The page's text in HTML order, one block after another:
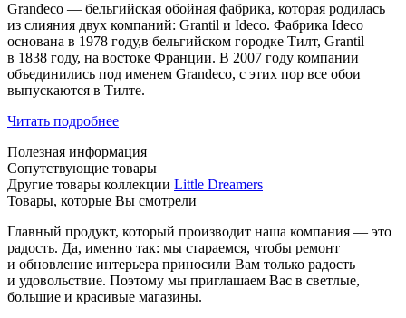
Grandeco — бельгийская обойная фабрика, которая родилась
из слияния двух компаний: Grantil и Ideco. Фабрика Ideco
основана в 1978 году,в бельгийском городке Тилт, Grantil —
в 1838 году, на востоке Франции. В 2007 году компании
объединились под именем Grandeco, с этих пор все обои
выпускаются в Тилте.
Читать подробнее
Полезная информация
Сопутствующие товары
Другие товары коллекции Little Dreamers
Товары, которые Вы смотрели
Главный продукт, который производит наша компания — это
радость. Да, именно так: мы стараемся, чтобы ремонт
и обновление интерьера приносили Вам только радость
и удовольствие. Поэтому мы приглашаем Вас в светлые,
большие и красивые магазины.